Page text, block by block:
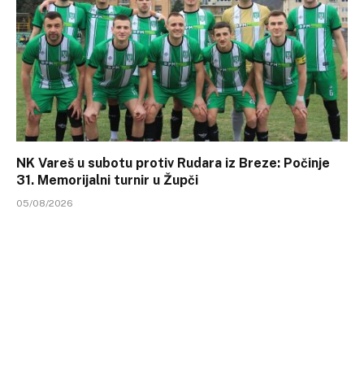
NK Vareš u subotu protiv Rudara iz Breze: Počinje
31. Memorijalni turnir u Župči
05/08/2026